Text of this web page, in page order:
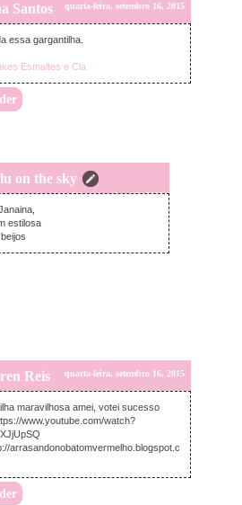
Santos quarta-feira, setembro 16, 2015
essa gargantilha.
Esmaltes e Cia
on the sky
quarta-feira, setembro 16, 2015
estilosa
Reis quarta-feira, setembro 16, 2015
maravilhosa amei, votei sucesso
www.youtube.com/watch?
arrasandonobatomvermelho.blogspot.c